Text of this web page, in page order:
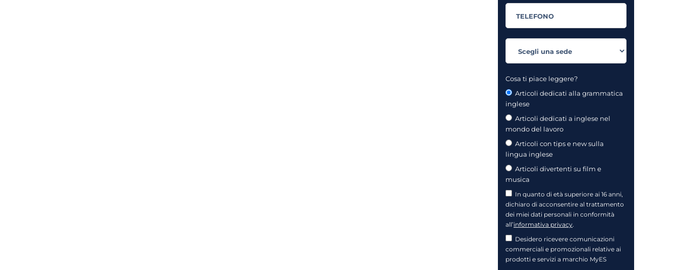
Cosa ti piace leggere?
Articoli dedicati alla grammatica
inglese
Articoli dedicati a inglese nel
mondo del lavoro
Articoli con tips e new sulla
lingua inglese
Articoli divertenti su film e
musica
In quanto di età superiore ai 16 anni,
dichiaro di acconsentire al trattamento
dei miei dati personali in conformità
all’informativa privacy.
Desidero ricevere comunicazioni
commerciali e promozionali relative ai
prodotti e servizi a marchio MyES